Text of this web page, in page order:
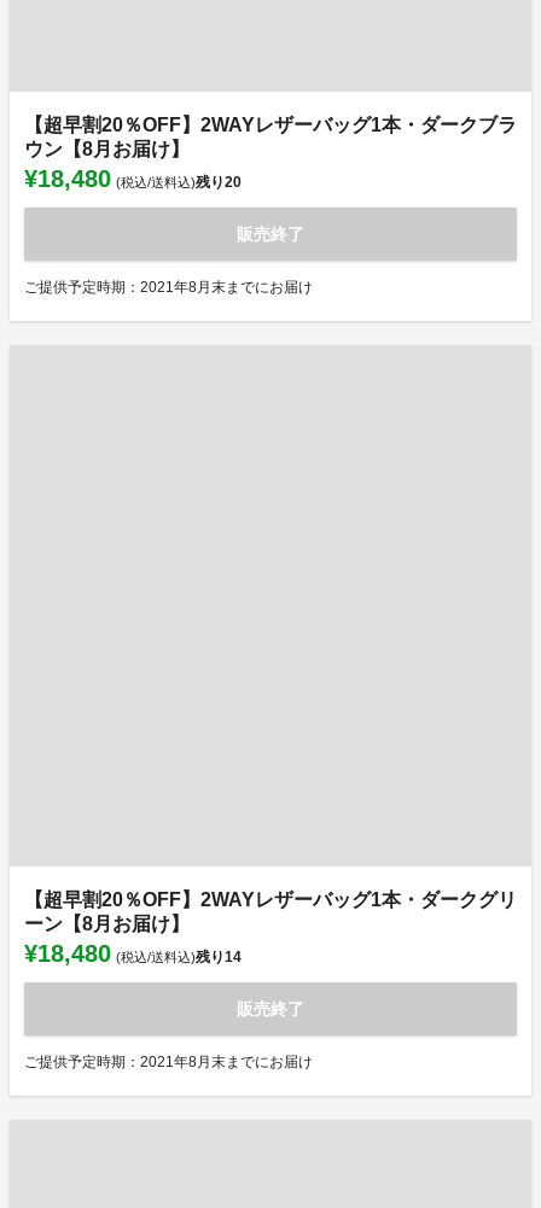
【超早割20％OFF】2WAYレザーバッグ1本・ダークブラ
ウン【8月お届け】
¥18,480 (税込/送料込)残り20
販売終了
ご提供予定時期：2021年8月末までにお届け
【超早割20％OFF】2WAYレザーバッグ1本・ダークグリ
ーン【8月お届け】
¥18,480 (税込/送料込)残り14
販売終了
ご提供予定時期：2021年8月末までにお届け